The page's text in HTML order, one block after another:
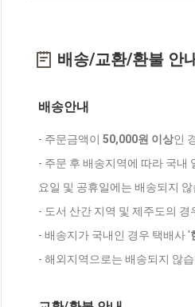
배송/교환/환불 안
배송안내
- 주문금액이 50,000원 이상인
- 주문 후 배송지역에 따라 국내
요일 및 공휴일에는 배송되지
- 도서 산간 지역 및 제주도의
- 배송지가 국내인 경우 택배사 '
- 해외지역으로는 배송되지 않습